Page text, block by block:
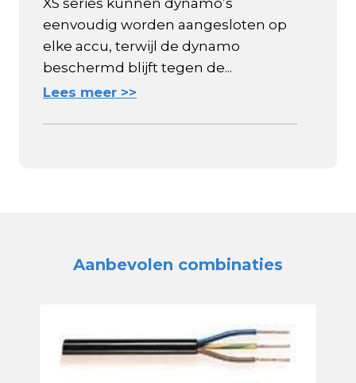
XS series kunnen dynamo’s
eenvoudig worden aangesloten op
elke accu, terwijl de dynamo
beschermd blijft tegen de...
Lees meer >>
Aanbevolen combinaties